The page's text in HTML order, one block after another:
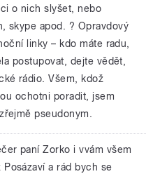
o nich slyšet, nebo
skype apod. ? Opravdový
linky – kdo máte radu,
postupovat, dejte vědět,
rádio. Všem, kdož
ochotni poradit, jsem
pseudonym.
paní Zorko i vvám všem
a rád bych se